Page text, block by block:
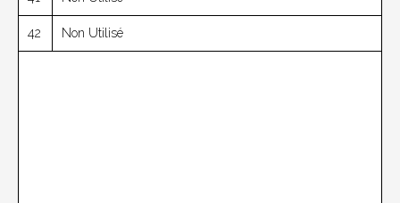
42 Non Utilisé